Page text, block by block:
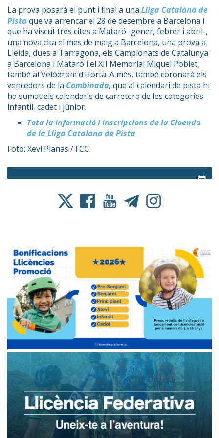
La prova posarà el punt i final a una Lliga Catalana de
Pista que va arrencar el 28 de desembre a Barcelona i
que ha viscut tres cites a Mataró -gener, febrer i abril-,
una nova cita el mes de maig a Barcelona, una prova a
Lleida, dues a Tarragona, els Campionats de Catalunya
a Barcelona i Mataró i el XII Memorial Miquel Poblet,
també al Velòdrom d’Horta. A més, també coronarà els
vencedors de la Combinada, que al calendari de pista hi
ha sumat els calendaris de carretera de les categories
infantil, cadet i júnior.
Tota la informació i inscripcions de la Cloenda
de la Lliga Catalana de Pista
Foto: Xevi Planas / FCC